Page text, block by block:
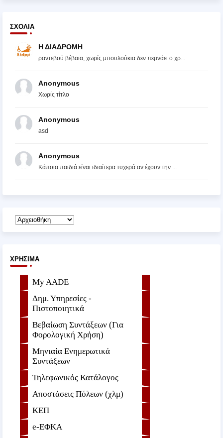
ΣΧΌΛΙΑ
Η ΔΙΑΔΡΟΜΗ
ραντεβού βέβαια, χωρίς μπουλούκια δεν περνάει ο χρ...
Anonymous
Χωρίς τίτλο
Anonymous
asd
Anonymous
Κάποια παιδιά είναι ιδιαίτερα τυχερά αν έχουν την ...
ΧΡΉΣΙΜΑ
My AADE
Δημ. Υπηρεσίες -
Πιστοποιητικά
Βεβαίωση Συντάξεων (Για
Φορολογική Χρήση)
Μηνιαία Ενημερωτικά
Συντάξεων
Τηλεφωνικός Κατάλογος
Αποστάσεις Πόλεων (χλμ)
ΚΕΠ
e-ΕΦKA